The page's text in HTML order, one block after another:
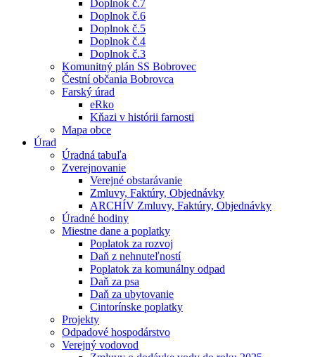
Doplnok č.7
Doplnok č.6
Doplnok č.5
Doplnok č.4
Doplnok č.3
Komunitný plán SS Bobrovec
Čestní občania Bobrovca
Farský úrad
eRko
Kňazi v histórii farnosti
Mapa obce
Úrad
Úradná tabuľa
Zverejnovanie
Verejné obstarávanie
Zmluvy, Faktúry, Objednávky
ARCHÍV Zmluvy, Faktúry, Objednávky
Úradné hodiny
Miestne dane a poplatky
Poplatok za rozvoj
Daň z nehnuteľností
Poplatok za komunálny odpad
Daň za psa
Daň za ubytovanie
Cintorínske poplatky
Projekty
Odpadové hospodárstvo
Verejný vodovod